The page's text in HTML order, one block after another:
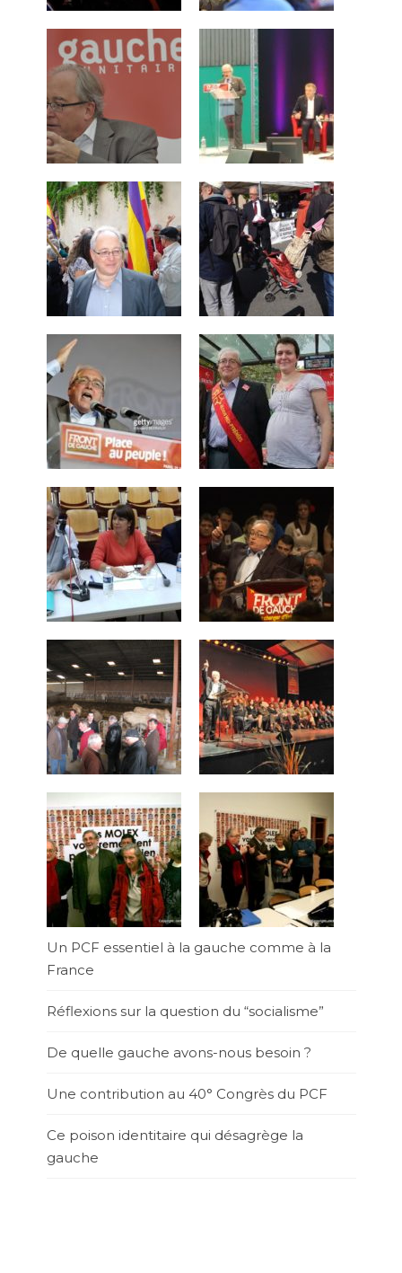
Un PCF essentiel à la gauche comme à la
France
Réflexions sur la question du “socialisme”
De quelle gauche avons-nous besoin ?
Une contribution au 40° Congrès du PCF
Ce poison identitaire qui désagrège la
gauche